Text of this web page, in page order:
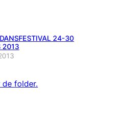
24-30
2013
folder.